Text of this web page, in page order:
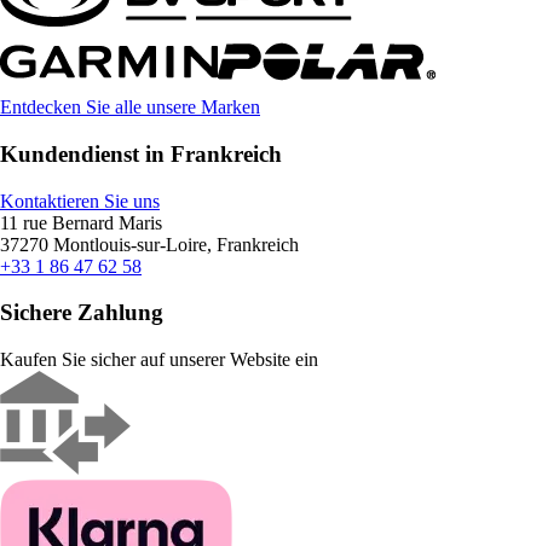
Entdecken Sie alle unsere Marken
Kundendienst in Frankreich
Kontaktieren Sie uns
11 rue Bernard Maris
37270 Montlouis-sur-Loire, Frankreich
+33 1 86 47 62 58
Sichere Zahlung
Kaufen Sie sicher auf unserer Website ein